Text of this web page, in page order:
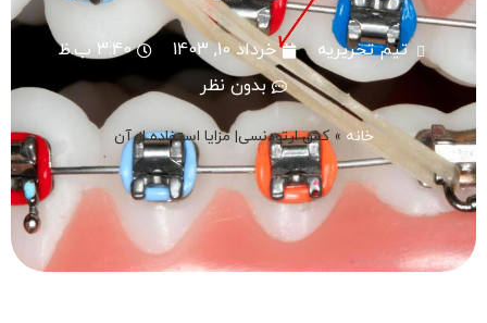
تیم تحریریه خرداد 10, 1403
3:40 ب.ظ
بدون نظر
خانه»کش ارتودنسی| مزایا استفاده از آن